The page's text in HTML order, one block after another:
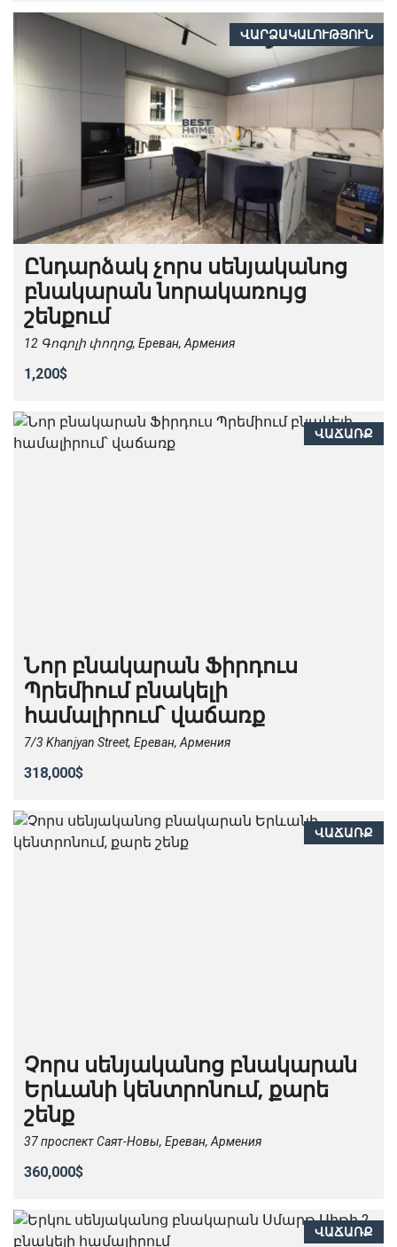
ՎԱՐՁԱԿԱԼՈՒԹՅՈՒՆ
Ընդարձակ չորս սենյականոց
բնակարան նորակառույց
շենքում
12 Գոգոլի փողոց, Ереван, Армения
1,200$
ՎԱՃԱՌՔ
Նոր բնակարան Ֆիրդուս
Պրեմիում բնակելի
համալիրում՝ վաճառք
7/3 Khanjyan Street, Ереван, Армения
318,000$
ՎԱՃԱՌՔ
Չորս սենյականոց բնակարան
Երևանի կենտրոնում, քարե
շենք
37 проспект Саят-Новы, Ереван, Армения
360,000$
ՎԱՃԱՌՔ